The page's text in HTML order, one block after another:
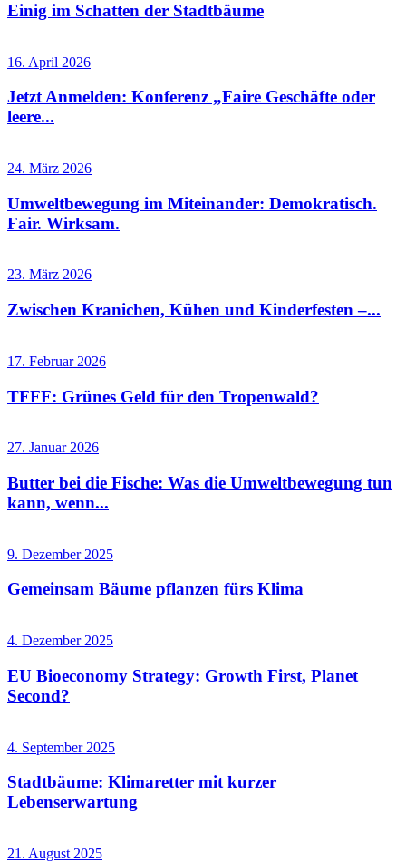
Einig im Schatten der Stadtbäume
16. April 2026
Jetzt Anmelden: Konferenz „Faire Geschäfte oder
leere...
24. März 2026
Umweltbewegung im Miteinander: Demokratisch.
Fair. Wirksam.
23. März 2026
Zwischen Kranichen, Kühen und Kinderfesten –...
17. Februar 2026
TFFF: Grünes Geld für den Tropenwald?
27. Januar 2026
Butter bei die Fische: Was die Umweltbewegung tun
kann, wenn...
9. Dezember 2025
Gemeinsam Bäume pflanzen fürs Klima
4. Dezember 2025
EU Bioeconomy Strategy: Growth First, Planet
Second?
4. September 2025
Stadtbäume: Klimaretter mit kurzer
Lebenserwartung
21. August 2025